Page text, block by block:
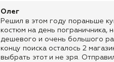
Олег
Решил в этом году пораньше
костюм на день пограничника,
дешевого и очень большого
концу поиска осталось 2
выбрать этот и не зря.